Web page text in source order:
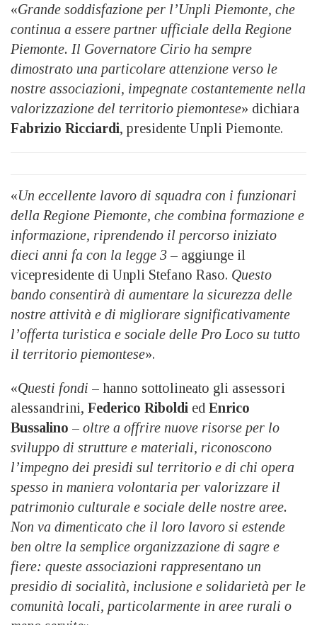
«Grande soddisfazione per l’Unpli Piemonte, che
continua a essere partner ufficiale della Regione
Piemonte. Il Governatore Cirio ha sempre
dimostrato una particolare attenzione verso le
nostre associazioni, impegnate costantemente nella
valorizzazione del territorio piemontese» dichiara
Fabrizio Ricciardi, presidente Unpli Piemonte.
«Un eccellente lavoro di squadra con i funzionari
della Regione Piemonte, che combina formazione e
informazione, riprendendo il percorso iniziato
dieci anni fa con la legge 3 – aggiunge il
vicepresidente di Unpli Stefano Raso. Questo
bando consentirà di aumentare la sicurezza delle
nostre attività e di migliorare significativamente
l’offerta turistica e sociale delle Pro Loco su tutto
il territorio piemontese».
«Questi fondi – hanno sottolineato gli assessori
alessandrini, Federico Riboldi ed Enrico
Bussalino – oltre a offrire nuove risorse per lo
sviluppo di strutture e materiali, riconoscono
l’impegno dei presidi sul territorio e di chi opera
spesso in maniera volontaria per valorizzare il
patrimonio culturale e sociale delle nostre aree.
Non va dimenticato che il loro lavoro si estende
ben oltre la semplice organizzazione di sagre e
fiere: queste associazioni rappresentano un
presidio di socialità, inclusione e solidarietà per le
comunità locali, particolarmente in aree rurali o